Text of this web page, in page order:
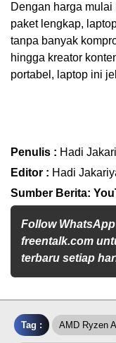
Dengan harga
paket lengkap,
tanpa banyak
hingga kreator
portabel, laptop ini
Penulis : Hadi
Editor : Hadi
Sumber Berita:
Follow
freentalk.com
terbaru setiap
Tag : AMD Ryzen AI